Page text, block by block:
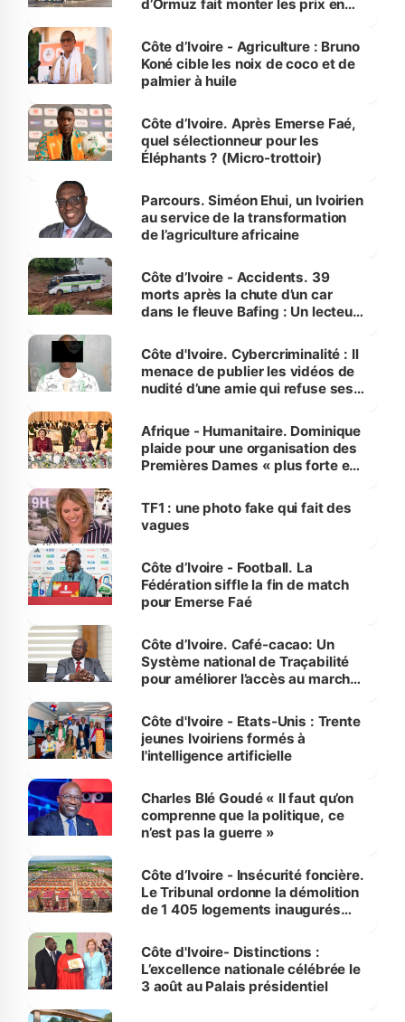
d’Ormuz fait monter les prix en
Côte d’Ivoire - Agriculture : Bruno
Koné cible les noix de coco et de
palmier à huile
Côte d’Ivoire. Après Emerse Faé,
quel sélectionneur pour les
Éléphants ? (Micro-trottoir)
Parcours. Siméon Ehui, un Ivoirien
au service de la transformation
de l’agriculture africaine
Côte d’Ivoire - Accidents. 39
morts après la chute d’un car
dans le fleuve Bafing : Un lecteur
des Transports
Côte d'Ivoire. Cybercriminalité : Il
menace de publier les vidéos de
nudité d’une amie qui refuse ses
Afrique - Humanitaire. Dominique
plaide pour une organisation des
Premières Dames « plus forte et
sur la scène internationale »
TF1 : une photo fake qui fait des
vagues
Côte d’Ivoire - Football. La
Fédération siffle la fin de match
pour Emerse Faé
Côte d’Ivoire. Café-cacao: Un
Système national de Traçabilité
pour améliorer l’accès au marché
Côte d'Ivoire - Etats-Unis : Trente
jeunes Ivoiriens formés à
l'intelligence artificielle
Charles Blé Goudé « Il faut qu’on
comprenne que la politique, ce
n’est pas la guerre »
Côte d’Ivoire - Insécurité foncière.
Le Tribunal ordonne la démolition
de 1 405 logements inaugurés
Bassam
Côte d'Ivoire- Distinctions :
L’excellence nationale célébrée le
3 août au Palais présidentiel